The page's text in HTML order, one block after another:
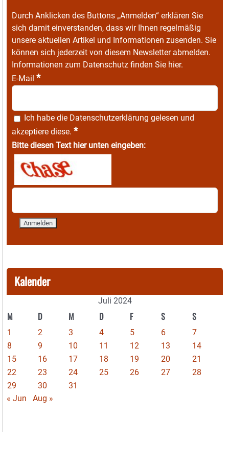
Durch Anklicken des Buttons „Anmelden“ erklären Sie
sich damit einverstanden, dass wir Ihnen regelmäßig
unsere aktuellen Artikel und Informationen zusenden. Sie
können sich jederzeit von diesem Newsletter abmelden.
Informationen zum Datenschutz finden Sie hier.
E-Mail *
Ich habe die Datenschutzerklärung gelesen und
akzeptiere diese. *
Bitte diesen Text hier unten eingeben:
Kalender
Juli 2024
M D M D F S S
1 2 3 4 5 6
7
8
9 10 11 12 13
14
15
16 17 18 19 20
21
22
23 24 25 26 27
28
29
30
31
« Jun
Aug »